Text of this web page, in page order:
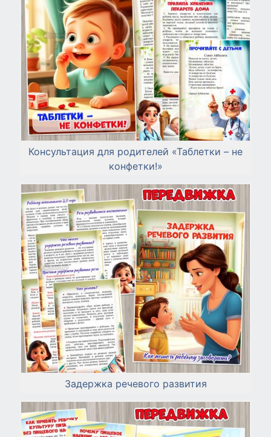
Консультация для родителей «Таблетки – не
конфетки!»
Задержка речевого развития